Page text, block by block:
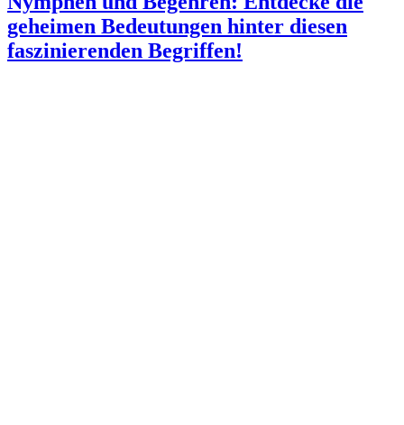
geheimen Bedeutungen hinter diesen
faszinierenden Begriffen!